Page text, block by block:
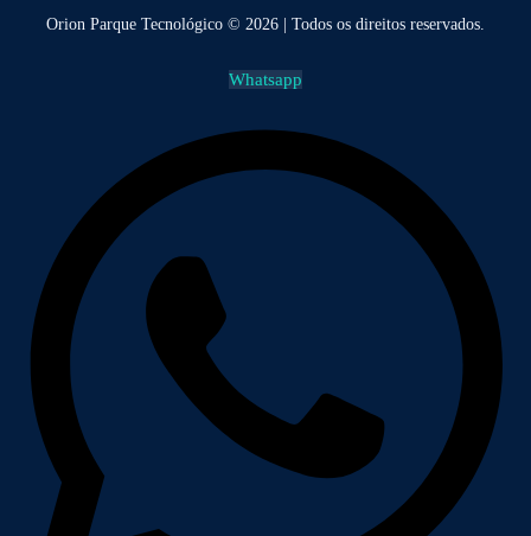
Orion Parque Tecnológico © 2026 | Todos os direitos reservados.
Whatsapp